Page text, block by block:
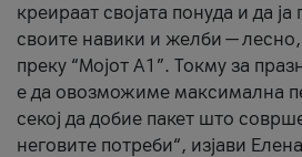
креираат својата понуда и да
своите навики и желби —
преку “Мојот А1”. Токму за
е да овозможиме максимална
секој да добие пакет што
неговите потреби“, изјави